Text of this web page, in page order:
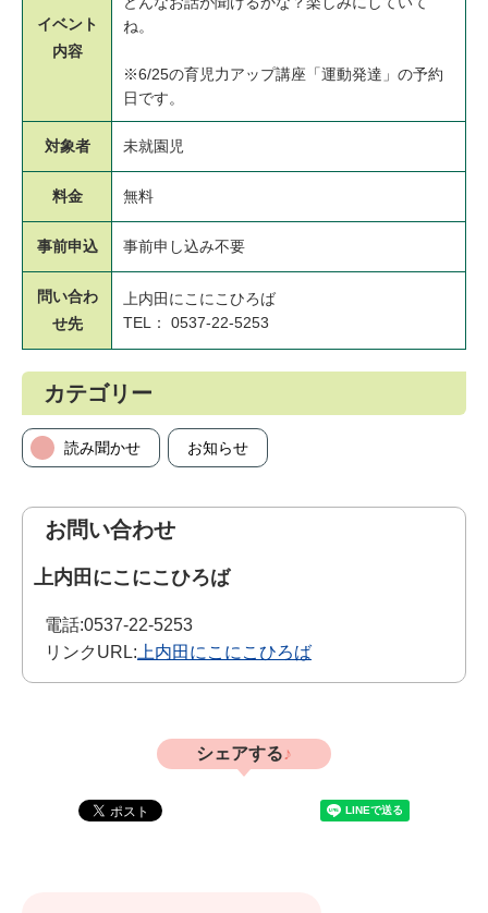
イベント
内容
ね。
※6/25の育児力アップ講座「運動発達」の予約
日です。
対象者 未就園児
料金 無料
事前申込 事前申し込み不要
問い合わ
せ先
上内田にこにこひろば
TEL： 0537-22-5253
カテゴリー
読み聞かせ お知らせ
お問い合わせ
上内田にこにこひろば
電話:0537-22-5253
リンクURL: 上内田にこにこひろば
シェアする